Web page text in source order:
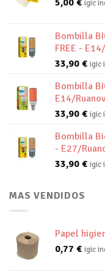
igic
Bombilla
FREE -
33,90 € igic
Bombilla
E14/
33,90 € igic
Bombilla
- E27/
33,90 € igic
MAS VENDIDOS
Papel
0,77 € igic